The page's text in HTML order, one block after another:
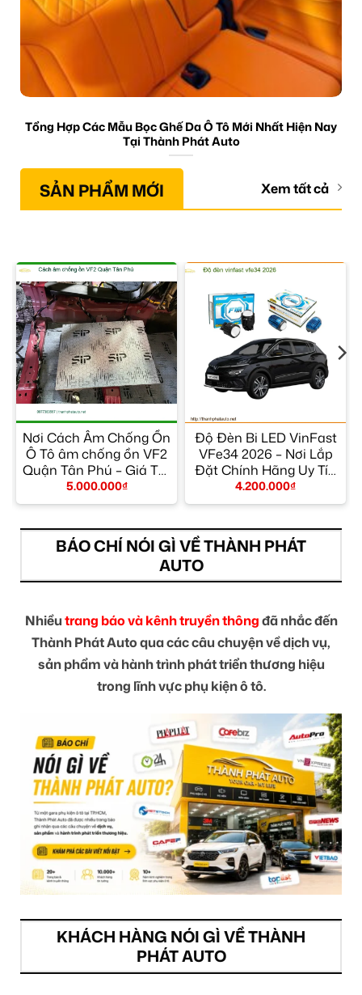
Tổng Hợp Các Mẫu Bọc Ghế Da Ô Tô Mới Nhất Hiện Nay
Tại Thành Phát Auto
SẢN PHẨM MỚI Xem tất cả
Nơi Cách Âm Chống Ồn
Ô Tô âm chống ồn VF2
Quận Tân Phú – Giá Tốt
TPHCM
5.000.000₫
Độ Đèn Bi LED VinFast
VFe34 2026 – Nơi Lắp
Đặt Chính Hãng Uy Tín
TPHCM
4.200.000₫
BÁO CHÍ NÓI GÌ VỀ THÀNH PHÁT
AUTO
Nhiềutrang báo và kênh truyền thôngđã nhắc đến
Thành Phát Auto qua các câu chuyện về dịch vụ,
sản phẩm và hành trình phát triển thương hiệu
trong lĩnh vực phụ kiện ô tô.
KHÁCH HÀNG NÓI GÌ VỀ THÀNH
PHÁT AUTO